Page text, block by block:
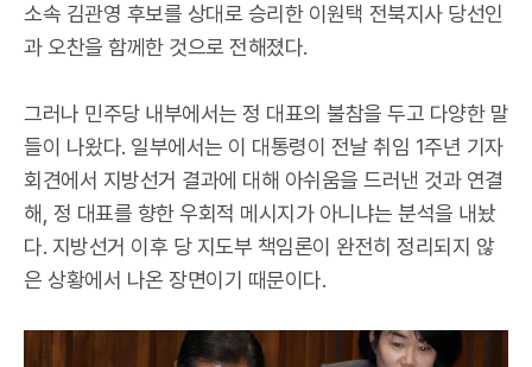
소속 김관영 후보를 상대로 승리한 이원택 전북지사 당선인
과 오찬을 함께한 것으로 전해졌다.
그러나 민주당 내부에서는 정 대표의 불참을 두고 다양한 말
들이 나왔다. 일부에서는 이 대통령이 전날 취임 1주년 기자
회견에서 지방선거 결과에 대해 아쉬움을 드러낸 것과 연결
해, 정 대표를 향한 우회적 메시지가 아니냐는 분석을 내놨
다. 지방선거 이후 당 지도부 책임론이 완전히 정리되지 않
은 상황에서 나온 장면이기 때문이다.